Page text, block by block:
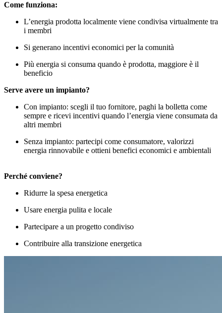
Come funziona:
L’energia prodotta localmente viene condivisa virtualmente tra
i membri
Si generano incentivi economici per la comunità
Più energia si consuma quando è prodotta, maggiore è il
beneficio
Serve avere un impianto?
Con impianto: scegli il tuo fornitore, paghi la bolletta come
sempre e ricevi incentivi quando l’energia viene consumata da
altri membri
Senza impianto: partecipi come consumatore, valorizzi
energia rinnovabile e ottieni benefici economici e ambientali
Perché conviene?
Ridurre la spesa energetica
Usare energia pulita e locale
Partecipare a un progetto condiviso
Contribuire alla transizione energetica